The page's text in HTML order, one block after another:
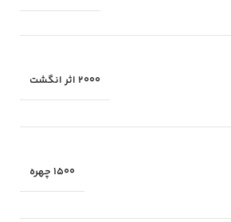
2000 اثر انگشت
1500 چهره